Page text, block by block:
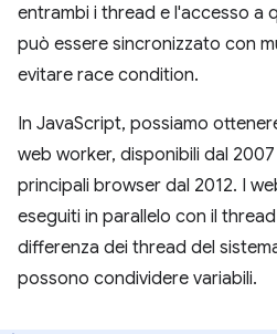
entrambi i thread e l'accesso a
può essere sincronizzato con
evitare race condition.
In JavaScript, possiamo
web worker, disponibili dal
principali browser dal 2012. I
eseguiti in parallelo con il
differenza dei thread del
possono condividere variabili.